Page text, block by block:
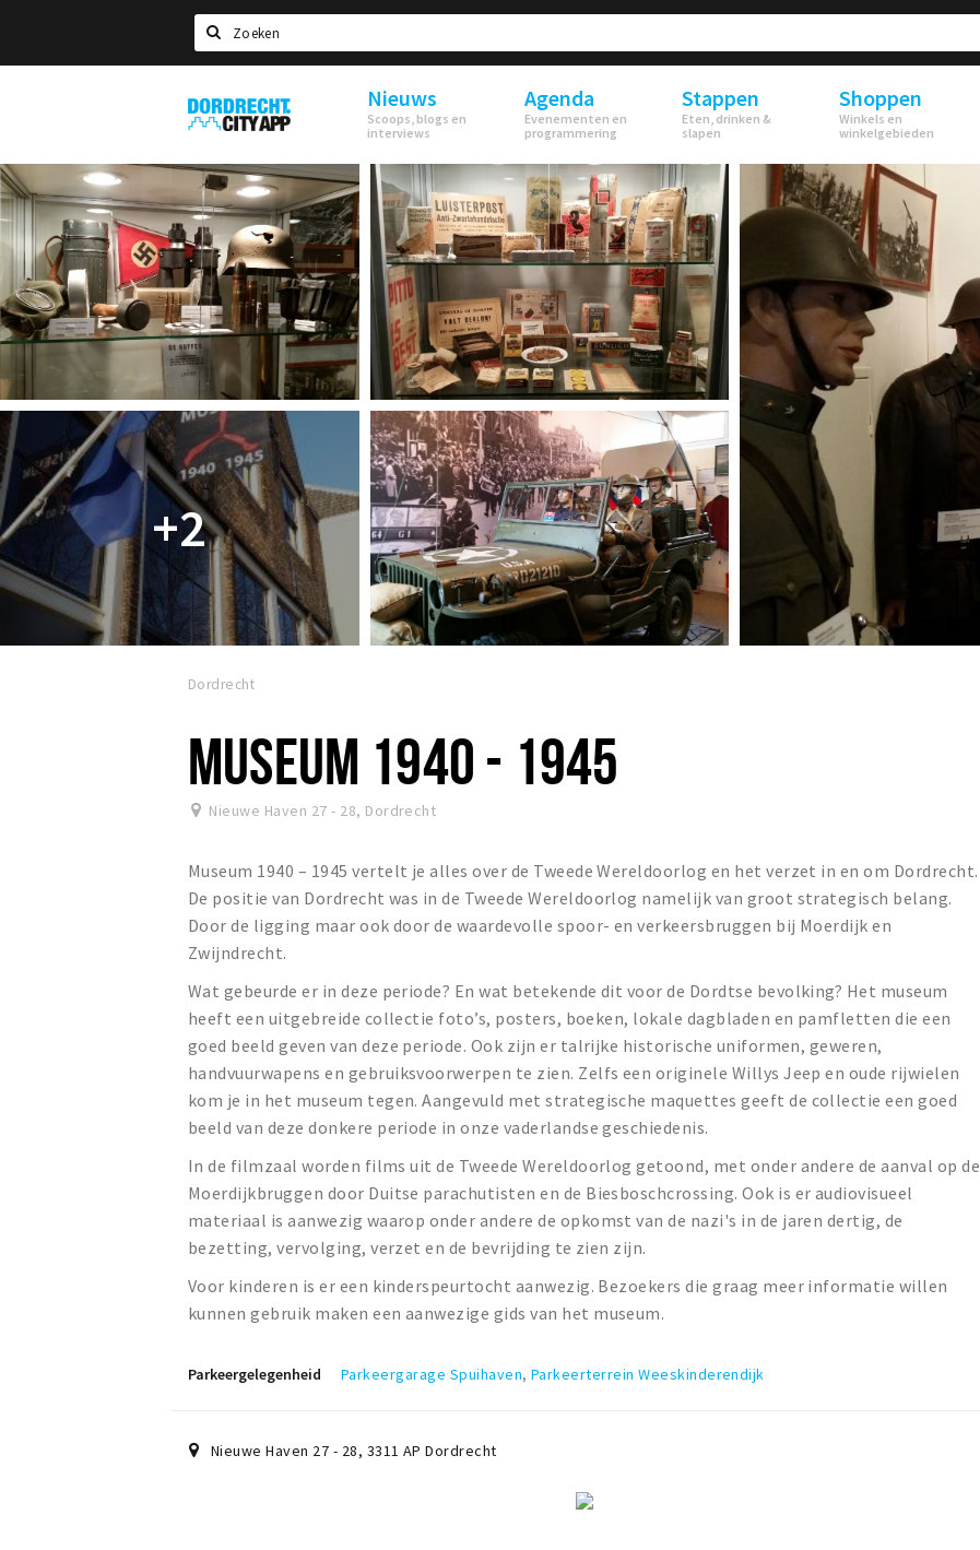
Zoeken
Dordrecht
City
Nieuws
Scoops, blogs en
interviews
Agenda
Evenementen en
programmering
Stappen
Eten, drinken &
slapen
Shoppen
Winkels en
winkelgebieden
+2
Dordrecht
MUSEUM 1940 - 1945
Nieuwe Haven 27 - 28, Dordrecht
Museum 1940 – 1945 vertelt je alles over de Tweede Wereldoorlog en het verzet in en om Dordrecht.
De positie van Dordrecht was in de Tweede Wereldoorlog namelijk van groot strategisch belang.
Door de ligging maar ook door de waardevolle spoor- en verkeersbruggen bij Moerdijk en
Zwijndrecht.
Wat gebeurde er in deze periode? En wat betekende dit voor de Dordtse bevolking? Het museum
heeft een uitgebreide collectie foto’s, posters, boeken, lokale dagbladen en pamfletten die een
goed beeld geven van deze periode. Ook zijn er talrijke historische uniformen, geweren,
handvuurwapens en gebruiksvoorwerpen te zien. Zelfs een originele Willys Jeep en oude rijwielen
kom je in het museum tegen. Aangevuld met strategische maquettes geeft de collectie een goed
beeld van deze donkere periode in onze vaderlandse geschiedenis.
In de filmzaal worden films uit de Tweede Wereldoorlog getoond, met onder andere de aanval op de
Moerdijkbruggen door Duitse parachutisten en de Biesboschcrossing. Ook is er audiovisueel
materiaal is aanwezig waarop onder andere de opkomst van de nazi's in de jaren dertig, de
bezetting, vervolging, verzet en de bevrijding te zien zijn.
Voor kinderen is er een kinderspeurtocht aanwezig. Bezoekers die graag meer informatie willen
kunnen gebruik maken een aanwezige gids van het museum.
Parkeergelegenheid Parkeergarage Spuihaven,Parkeerterrein Weeskinderendijk
Nieuwe Haven 27 - 28, 3311 AP Dordrecht